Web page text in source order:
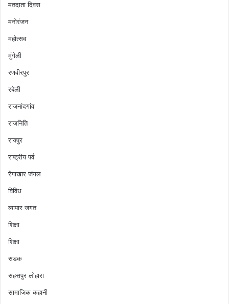
मतदाता दिवस
मनोरंजन
महोत्सव
मुंगेली
रणवीरपुर
रबेली
राजनांदगांव
राजनिति
रायपुर
राष्ट्रीय पर्व
रेंगाखार जंगल
विविध
व्यापार जगत
शिक्षा
शिक्षा
सडक
सहसपुर लोहारा
सामाजिक कहानी